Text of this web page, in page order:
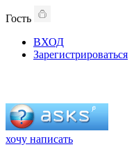
Гость
ВХОД
Зарегистрироваться
хочу написать